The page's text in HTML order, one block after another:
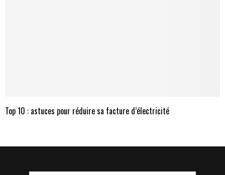
Top 10 : astuces pour réduire sa facture d’électricité